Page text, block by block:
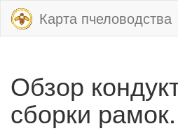
Карта пчеловодства
Обзор
сборки рамок.